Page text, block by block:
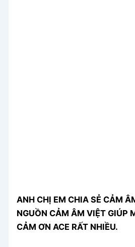
ANH CHỊ EM CHIA SẺ CẢM
NGUỒN CẢM ÂM VIỆT GIÚP
CẢM ƠN ACE RẤT NHIỀU.